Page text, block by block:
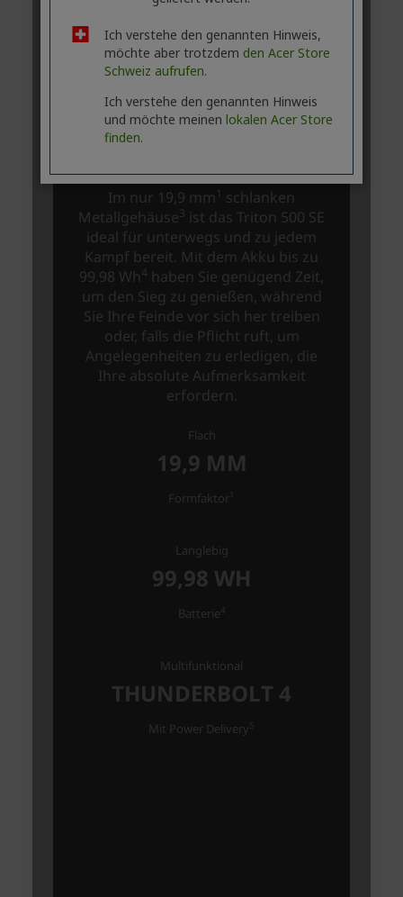
Ich verstehe den genannten Hinweis,
möchte aber trotzdem den Acer Store
Schweiz aufrufen.
Ich verstehe den genannten Hinweis
und möchte meinen lokalen Acer Store
finden.